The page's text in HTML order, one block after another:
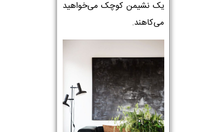
یک نشیمن کوچک می‌خواهید
می‌کاهند.